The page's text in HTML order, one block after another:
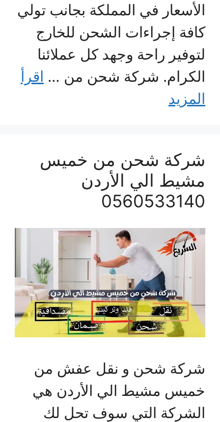
الأسعار في المملكة بجانب تولي
كافة إجراءات الشحن للخارج
لتوفير راحة وجهد كل عملائنا
الكرام. شركة شحن من … اقرأ
المزيد
شركة شحن من خميس
مشيط الي الأردن
0560533140
شركة شحن و نقل عفش من
خميس مشيط الي الأردن هي
الشركة التي سوف تحل لك